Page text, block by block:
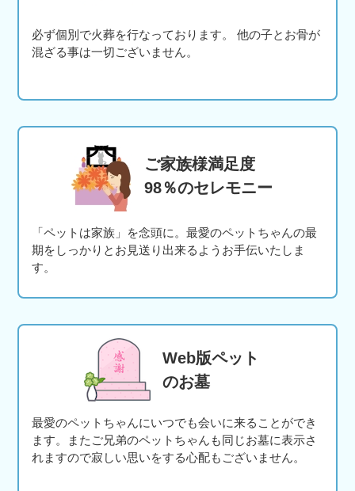
必ず個別で火葬を行なっております。 他の子とお骨が
混ざる事は一切ございません。
ご家族様満足度
98％のセレモニー
「ペットは家族」を念頭に。最愛のペットちゃんの最
期をしっかりとお見送り出来るようお手伝いたしま
す。
Web版ペット
のお墓
最愛のペットちゃんにいつでも会いに来ることができ
ます。またご兄弟のペットちゃんも同じお墓に表示さ
れますので寂しい思いをする心配もございません。